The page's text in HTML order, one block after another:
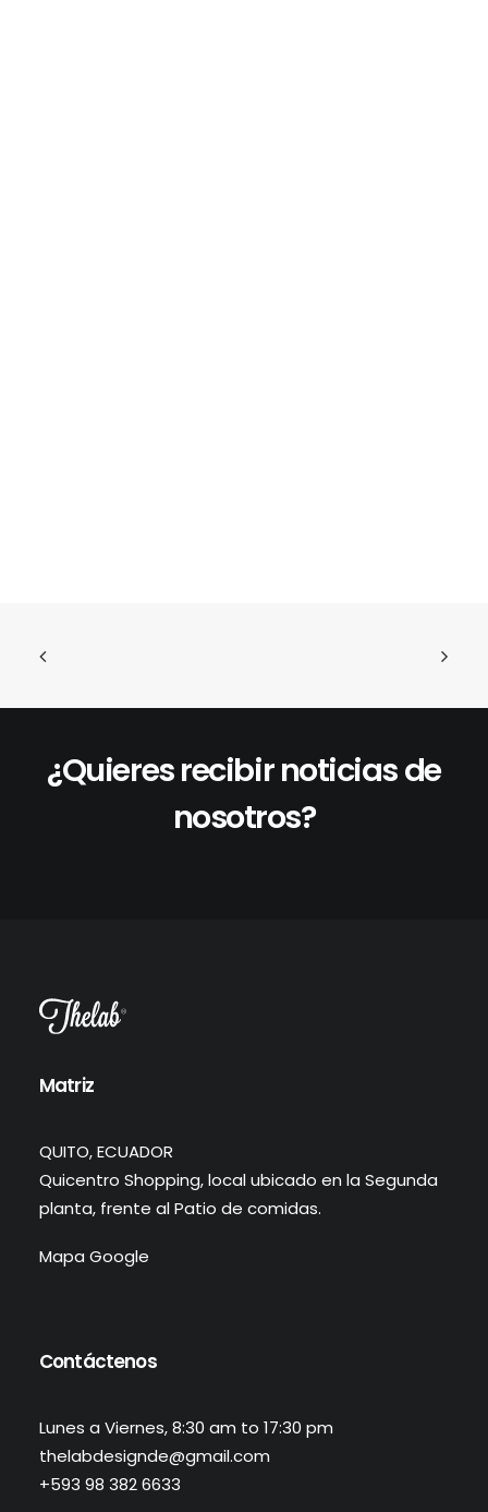
¿Quieres recibir noticias de
nosotros?
Matriz
QUITO, ECUADOR
Quicentro Shopping, local ubicado en la Segunda
planta, frente al Patio de comidas.
Mapa Google
Contáctenos
Lunes a Viernes, 8:30 am to 17:30 pm
thelabdesignde@gmail.com
+593 98 382 6633